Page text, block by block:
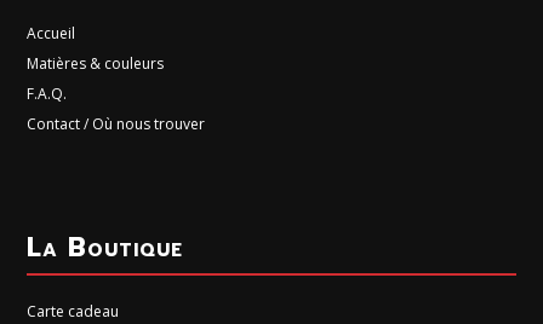
Accueil
Matières & couleurs
F.A.Q.
Contact / Où nous trouver
La Boutique
Carte cadeau